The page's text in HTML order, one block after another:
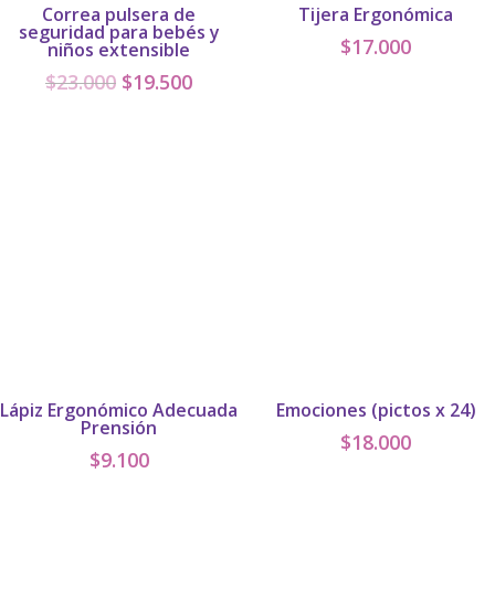
Correa pulsera de
seguridad para bebés y
niños extensible
$23.000 El
$19.500El
Tijera Ergonómica
$17.000
Lápiz Ergonómico Adecuada
Prensión
$9.100
Emociones (pictos x 24)
$18.000